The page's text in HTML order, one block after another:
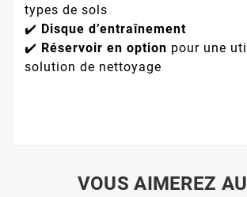
types de sols
✔️ Disque d’entraînement
✔️ Réservoir en option pour une
solution de nettoyage
VOUS AIMEREZ